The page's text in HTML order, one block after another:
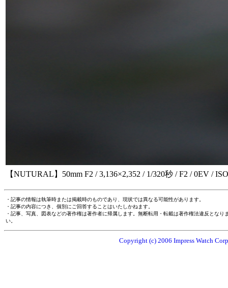
【NUTURAL】50mm F2 / 3,136×2,352 / 1/320秒 / F2 / 0EV /
・記事の情報は執筆時または掲載時のものであり、現状では異なる可能性があります。
・記事の内容につき、個別にご回答することはいたしかねます。
・記事、写真、図表などの著作権は著作者に帰属します。無断転用・転載は著作権法違反とな
い。
Copyright (c) 2006 Impress Watch